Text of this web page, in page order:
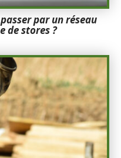
par un réseau
de stores ?